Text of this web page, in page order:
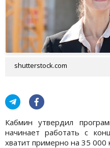
shutterstock.com
Кабмин утвердил
начинает работать с
хватит примерно на 35 000